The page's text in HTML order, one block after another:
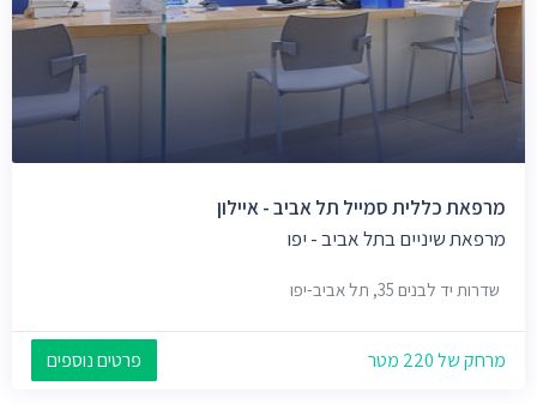
מרפאת כללית סמייל תל אביב - איילון
מרפאת שיניים בתל אביב - יפו
שדרות יד לבנים 35, תל אביב-יפו
מרחק של 220 מטר פרטים נוספים